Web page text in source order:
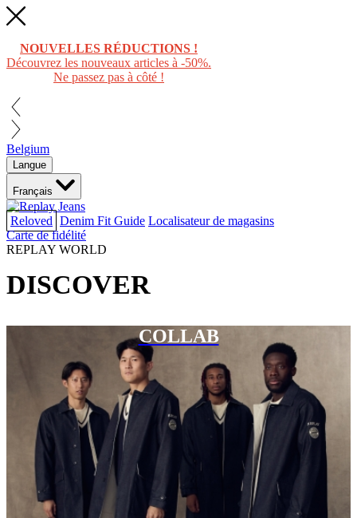
NOUVELLES RÉDUCTIONS !
Découvrez les nouveaux articles à -50%.
Ne passez pas à côté !
Belgium
Langue
Français
Reloved Denim Fit Guide Localisateur de magasins
Carte de fidélité
REPLAY WORLD
DISCOVER
COLLAB